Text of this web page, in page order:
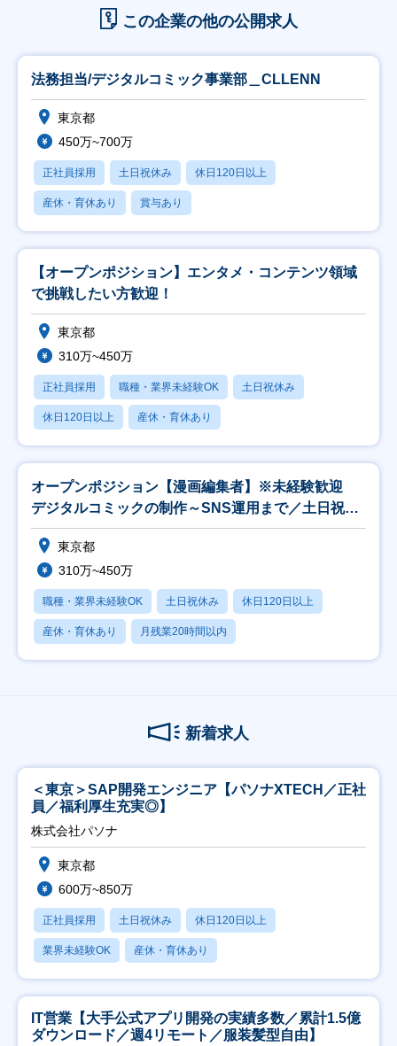
この企業の他の公開求人
法務担当/デジタルコミック事業部＿CLLENN
東京都
450万~700万
正社員採用 土日祝休み 休日120日以上
産休・育休あり 賞与あり
【オープンポジション】エンタメ・コンテンツ領域
で挑戦したい方歓迎！
東京都
310万~450万
正社員採用 職種・業界未経験OK 土日祝休み
休日120日以上 産休・育休あり
オープンポジション【漫画編集者】※未経験歓迎
デジタルコミックの制作～SNS運用まで／土日祝休
み
東京都
310万~450万
職種・業界未経験OK 土日祝休み 休日120日以上
産休・育休あり 月残業20時間以内
新着求人
＜東京＞SAP開発エンジニア【パソナXTECH／正社
員／福利厚生充実◎】
株式会社パソナ
東京都
600万~850万
正社員採用 土日祝休み 休日120日以上
業界未経験OK 産休・育休あり
IT営業【大手公式アプリ開発の実績多数／累計1.5億
ダウンロード／週4リモート／服装髪型自由】